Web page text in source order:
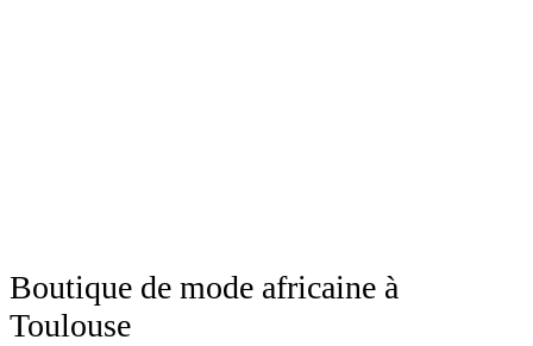
Boutique de mode africaine à
Toulouse